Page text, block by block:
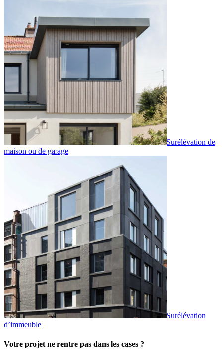
Surélévation de
maison ou de garage
Surélévation
d’immeuble
Votre projet ne rentre pas dans les cases ?